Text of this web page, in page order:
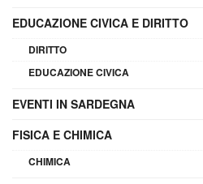
EDUCAZIONE CIVICA E DIRITTO
DIRITTO
EDUCAZIONE CIVICA
EVENTI IN SARDEGNA
FISICA E CHIMICA
CHIMICA